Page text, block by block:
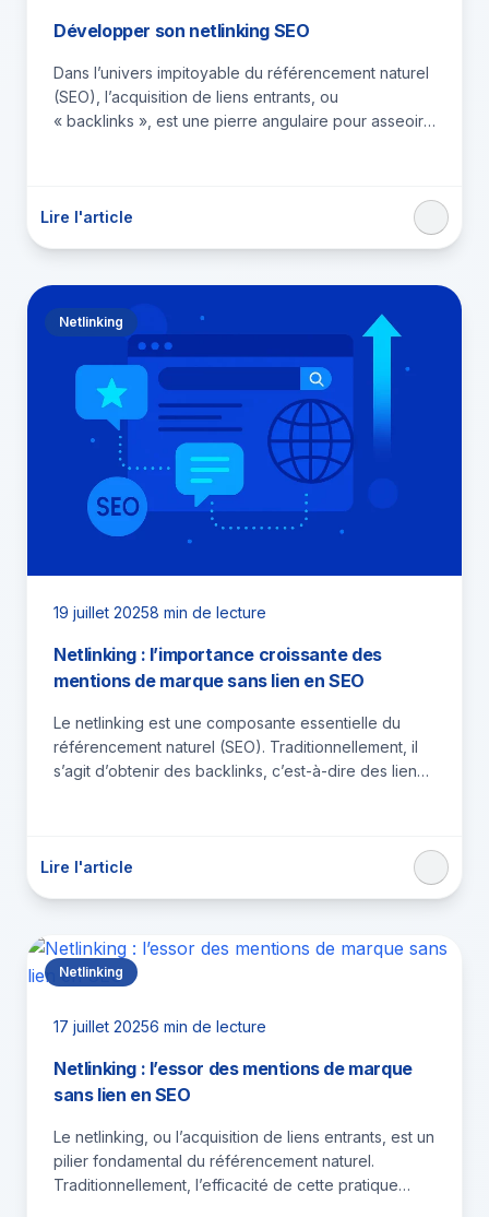
Développer son netlinking SEO
Dans l’univers impitoyable du référencement naturel
(SEO), l’acquisition de liens entrants, ou
« backlinks », est une pierre angulaire pour asseoir
Lire l'article
Netlinking
19 juillet 20258 min de lecture
Netlinking : l’importance croissante des
mentions de marque sans lien en SEO
Le netlinking est une composante essentielle du
référencement naturel (SEO). Traditionnellement, il
s’agit d’obtenir des backlinks, c’est-à-dire des liens
Lire l'article
Netlinking
17 juillet 20256 min de lecture
Netlinking : l’essor des mentions de marque
sans lien en SEO
Le netlinking, ou l’acquisition de liens entrants, est un
pilier fondamental du référencement naturel.
Traditionnellement, l’efficacité de cette pratique